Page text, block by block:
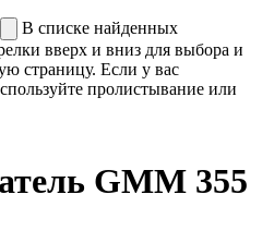
В списке найденных
вверх и вниз для выбора и
Если у вас
пролистывание или
GMM 355